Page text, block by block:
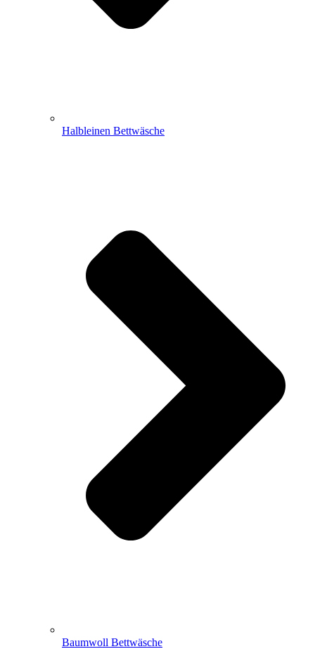
Halbleinen Bettwäsche
Baumwoll Bettwäsche